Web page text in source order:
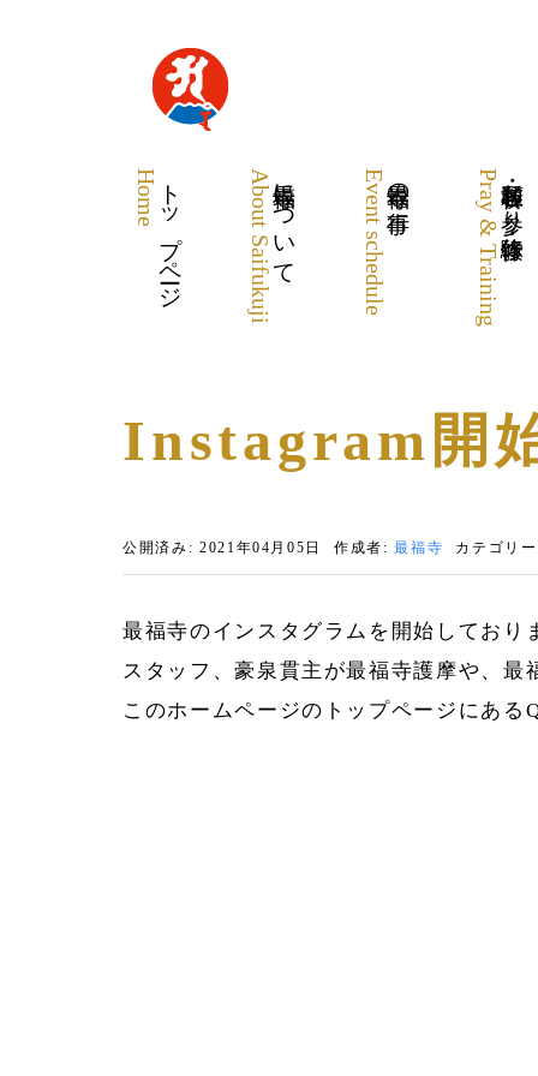
トップページ
Home 最福寺について
About Saifukuji 最福寺の行事
Event schedule 各種祈願・お参り・体験修行
Pray & Training
Instagram開
公開済み: 2021年04月05日 作成者:最福寺 カテゴリ
最福寺のインスタグラムを開始しており
スタッフ、豪泉貫主が最福寺護摩や、
このホームページのトップページにある